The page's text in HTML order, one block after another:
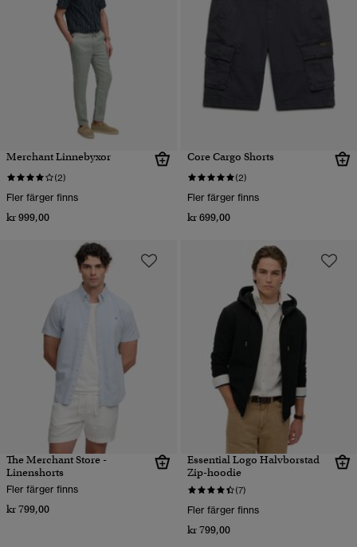
Merchant Linnebyxor
(2)
Fler färger finns
kr 999,00
Core Cargo Shorts
(2)
Fler färger finns
kr 699,00
The Merchant Store -
Linenshorts
Fler färger finns
kr 799,00
Essential Logo Halvborstad
Zip-hoodie
(7)
Fler färger finns
kr 799,00